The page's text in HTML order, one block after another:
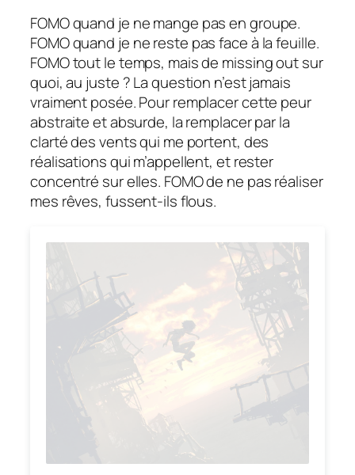
FOMO quand je ne mange pas en groupe.
FOMO quand je ne reste pas face à la feuille.
FOMO tout le temps, mais de missing outsur
quoi, au juste ? La question n’est jamais
vraiment posée. Pour remplacer cette peur
abstraite et absurde, la remplacer par la
clarté des vents qui me portent, des
réalisations qui m’appellent, et rester
concentré sur elles. FOMO de ne pas réaliser
mes rêves, fussent-ils flous.